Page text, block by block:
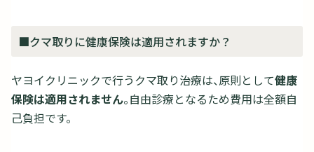
■クマ取りに健康保険は適用されますか？
ヤヨイクリニックで行うクマ取り治療は、原則として健康
保険は適用されません。自由診療となるため費用は全額自
己負担です。